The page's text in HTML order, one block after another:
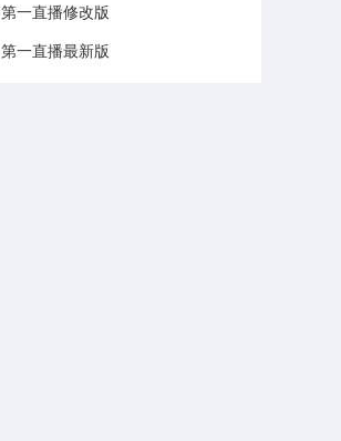
第一直播修改版
第一直播最新版